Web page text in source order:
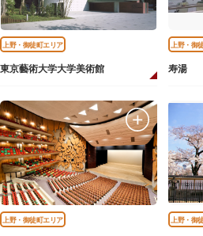
上野・御徒町エリア
東京藝術大学大学美術館
上野・御
寿湯
上野・御徒町エリア 上野・御